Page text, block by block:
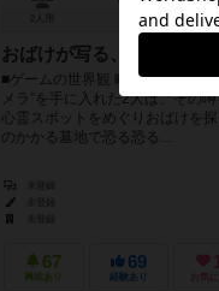
ハイデルベ
ー
おばけが写る、不思議な
■ゲームの世界観 町でひそかに噂
メラ”を手に入れた2人は、その
心霊スポットをめぐりおばけを探
のかかる墓地で恐る恐る...
67
興味あり
69
経験あり お気